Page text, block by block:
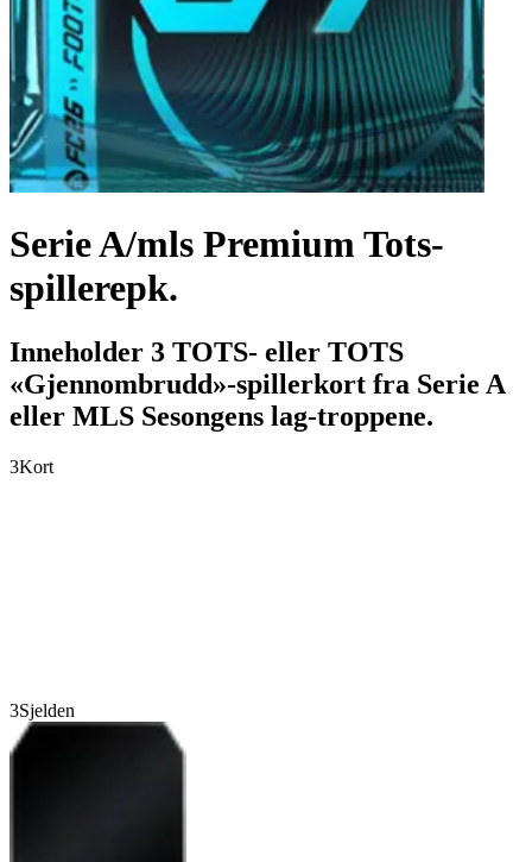
Serie A/mls Premium Tots-
spillerepk.
Inneholder 3 TOTS- eller TOTS
«Gjennombrudd»-spillerkort fra Serie A
eller MLS Sesongens lag-troppene.
3Kort
3Sjelden